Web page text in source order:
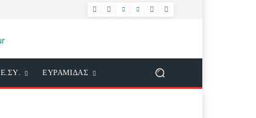
Ε.ΣΥ. ΕΥΡΑΜΙΔΑΣ